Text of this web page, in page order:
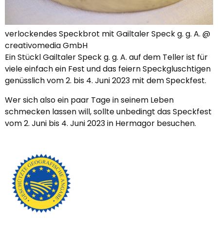
verlockendes Speckbrot mit Gailtaler Speck g. g. A. @
creativomedia GmbH
Ein Stückl Gailtaler Speck g. g. A. auf dem Teller ist für
viele einfach ein Fest und das feiern Speckgluschtigen
genüsslich vom 2. bis 4. Juni 2023 mit dem Speckfest.
Wer sich also ein paar Tage in seinem Leben
schmecken lassen will, sollte unbedingt das Speckfest
vom 2. Juni bis 4. Juni 2023 in Hermagor besuchen.